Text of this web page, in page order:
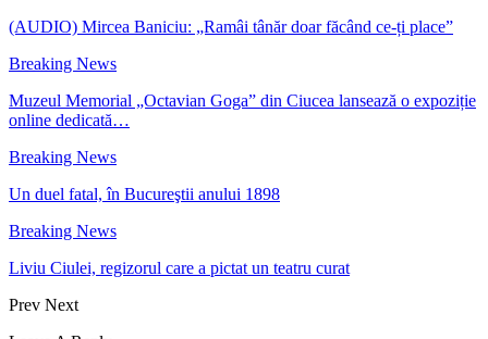
(AUDIO) Mircea Baniciu: „Ramâi tânăr doar făcând ce-ți place”
Breaking News
Muzeul Memorial „Octavian Goga” din Ciucea lansează o expoziție
online dedicată…
Breaking News
Un duel fatal, în Bucureştii anului 1898
Breaking News
Liviu Ciulei, regizorul care a pictat un teatru curat
Prev Next